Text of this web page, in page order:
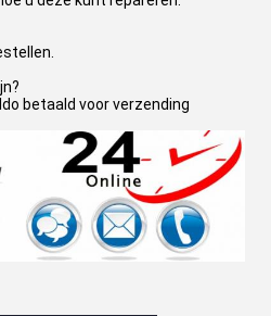
betaald voor verzending